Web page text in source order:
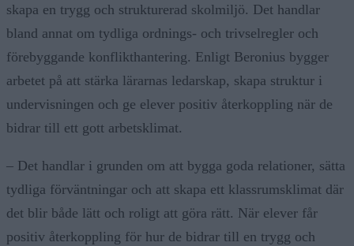
skapa en trygg och strukturerad skolmiljö. Det handlar
bland annat om tydliga ordnings- och trivselregler och
förebyggande konflikthantering. Enligt Beronius bygger
arbetet på att stärka lärarnas ledarskap, skapa struktur i
undervisningen och ge elever positiv återkoppling när de
bidrar till ett gott arbetsklimat.
– Det handlar i grunden om att bygga goda relationer, sätta
tydliga förväntningar och att skapa ett klassrumsklimat där
det blir både lätt och roligt att göra rätt. När elever får
positiv återkoppling för hur de bidrar till en trygg och